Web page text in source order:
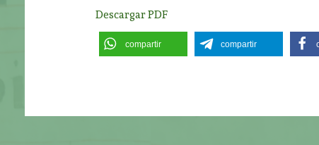
Descargar PDF
compartir compartir